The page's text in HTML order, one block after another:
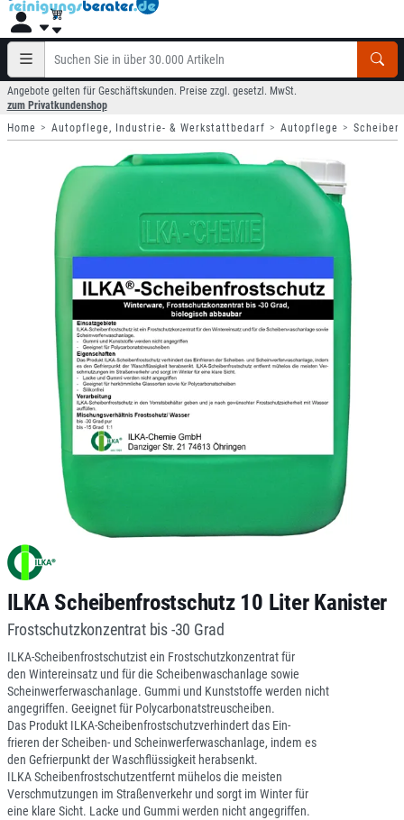
Angebote gelten für Geschäftskunden. Preise zzgl. gesetzl. MwSt.
zum Privatkundenshop
Home
Autopflege, Industrie- & Werkstattbedarf Autopflege
ILKA Scheibenfrostschutz 10 Liter Kanister
Frostschutzkonzentrat bis -30 Grad
ILKA-Scheibenfrostschutzist ein Frostschutzkonzentrat für
den Wintereinsatz und für die Scheibenwaschanlage sowie
Scheinwerferwaschanlage. Gummi und Kunststoffe werden nicht
angegriffen. Geeignet für Polycarbonatstreuscheiben.
Das Produkt ILKA-Scheibenfrostschutzverhindert das Ein-
frieren der Scheiben- und Scheinwerferwaschanlage, indem es
den Gefrierpunkt der Waschflüssigkeit herabsenkt.
ILKA Scheibenfrostschutzentfernt mühelos die meisten
Verschmutzungen im Straßenverkehr und sorgt im Winter für
eine klare Sicht. Lacke und Gummi werden nicht angegriffen.